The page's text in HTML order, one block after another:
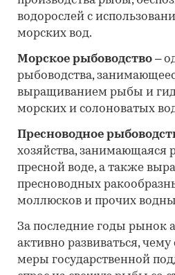
водорослей с
морских вод.
Морское рыбоводство –
рыбоводства,
выращиванием рыбы и
морских и солоноватых
Пресноводное
хозяйства, занимающаяся
пресной воде, а также
пресноводных
моллюсков и прочих
За последние годы рынок
активно развиваться, чему
меры государственной